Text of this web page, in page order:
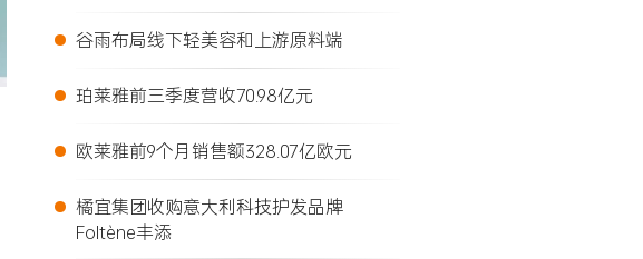
• 谷雨布局线下轻美容和上游原料端
• 珀莱雅前三季度营收70.98亿元
• 欧莱雅前9个月销售额328.07亿欧元
• 橘宜集团收购意大利科技护发品牌
Foltène丰添